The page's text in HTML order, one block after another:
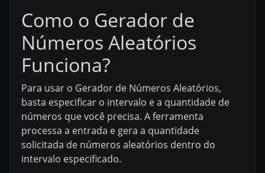
Como o Gerador de
Números Aleatórios
Funciona?
Para usar o Gerador de Números Aleatórios,
basta especificar o intervalo e a quantidade de
números que você precisa. A ferramenta
processa a entrada e gera a quantidade
solicitada de números aleatórios dentro do
intervalo especificado.